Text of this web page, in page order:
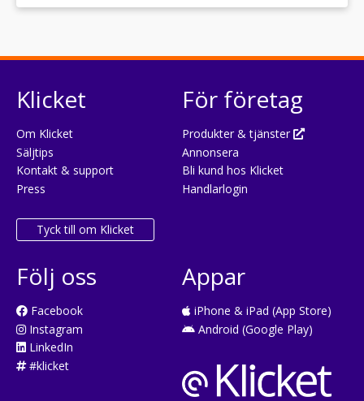
Klicket
Om Klicket
Säljtips
Kontakt & support
Press
Tyck till om Klicket
För företag
Produkter & tjänster
Annonsera
Bli kund hos Klicket
Handlarlogin
Följ oss
Facebook
Instagram
LinkedIn
#klicket
Appar
iPhone & iPad (App Store)
Android (Google Play)